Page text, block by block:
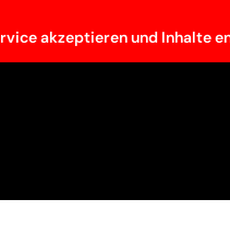
akzeptieren und Inhalte